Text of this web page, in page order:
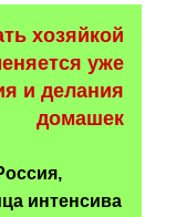
хозяйкой
уже
и делания
домашек
интенсива